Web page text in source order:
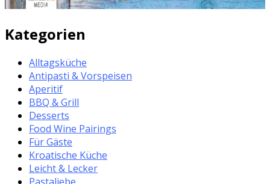
Kategorien
Alltagsküche
Antipasti & Vorspeisen
Aperitif
BBQ & Grill
Desserts
Food Wine Pairings
Für Gäste
Kroatische Küche
Leicht & Lecker